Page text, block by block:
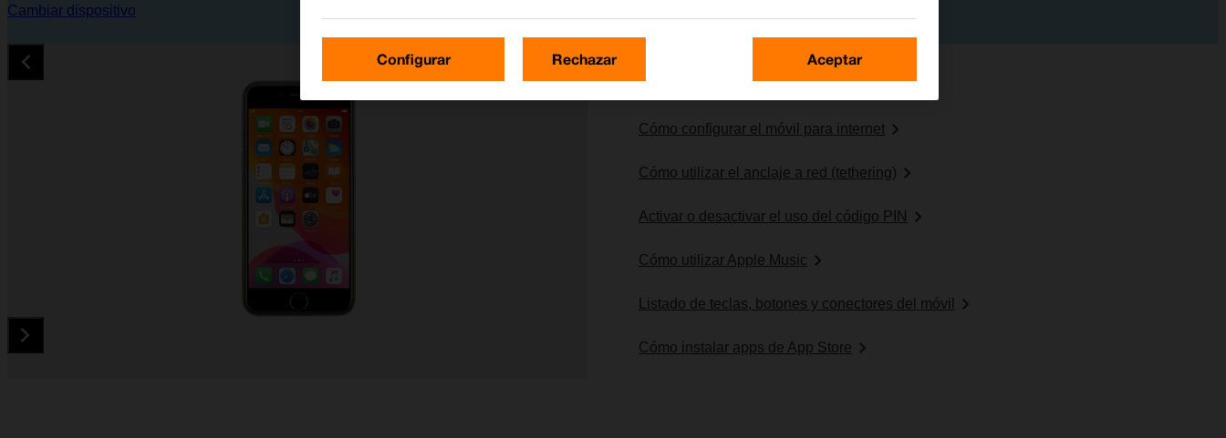
Cambiar dispositivo
Cómo configurar el móvil para internet
Cómo utilizar el anclaje a red (tethering)
Activar o desactivar el uso del código PIN
Cómo utilizar Apple Music
Listado de teclas, botones y conectores del móvil
Cómo instalar apps de App Store
Configurar Rechazar Aceptar